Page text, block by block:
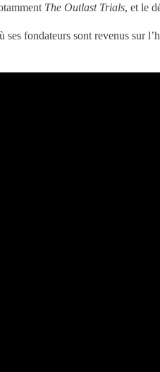
The Outlast Trials, et le
fondateurs sont revenus sur